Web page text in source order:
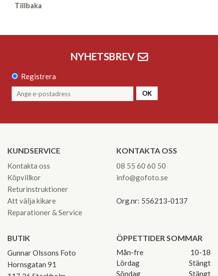
Tillbaka
NYHETSBREV
Registrera
OK
KUNDSERVICE
Kontakta oss
Köpvillkor
Returinstruktioner
Att välja kikare
Reparationer & Service
KONTAKTA OSS
08 55 60 60 50
info@gofoto.se
Org.nr: 556213-0137
BUTIK
Gunnar Olssons Foto
Hornsgatan 91
ÖPPETTIDER SOMMAR
Mån-fre
10-18
Lördag
Stängt
Söndag
Stängt